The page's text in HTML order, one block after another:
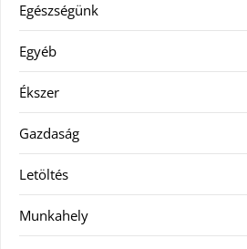
Egészségünk
Egyéb
Ékszer
Gazdaság
Letöltés
Munkahely